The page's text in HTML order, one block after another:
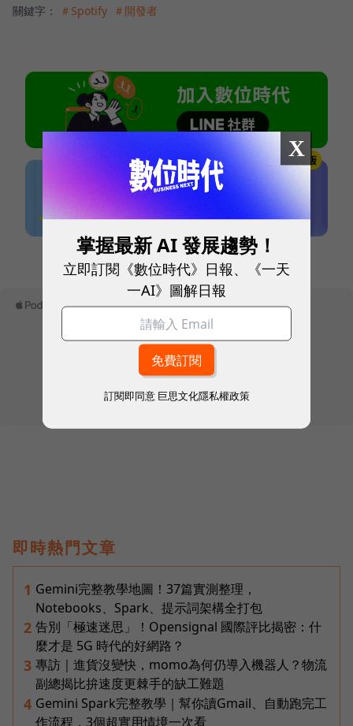
關鍵字： ＃Spotify ＃開發者
本網站內容未經允許，不得轉載。
即時熱門文章
1 Gemini完整教學地圖！37篇實測整理，
Notebooks、Spark、提示詞架構全打包
2 告別「極速迷思」！Opensignal 國際評比揭密：什
麼才是 5G 時代的好網路？
3 專訪｜進貨沒變快，momo為何仍導入機器人？物流
副總揭比拚速度更棘手的缺工難題
4 Gemini Spark完整教學｜幫你讀Gmail、自動跑完工
作流程，3個超實用情境一次看
X
掌握最新 AI 發展趨勢！
立即訂閱《數位時代》日報、《一天
一AI》圖解日報
訂閱即同意 巨思文化隱私權政策